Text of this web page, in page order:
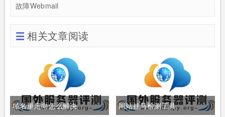
故障Webmail
相关文章阅读
域名重定向怎么解决 网站挂马检测工具